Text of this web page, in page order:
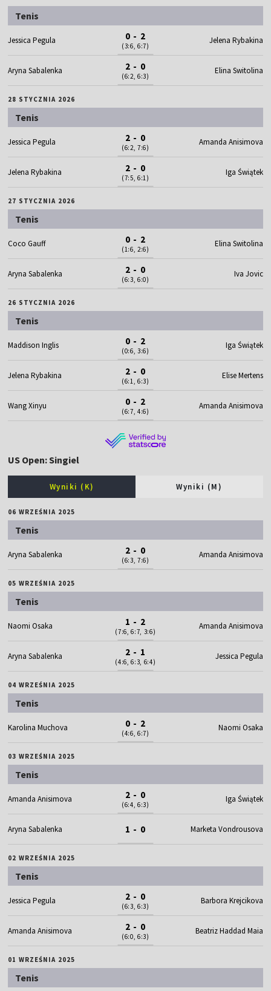
Tenis
Jessica Pegula 0 - 2
(3:6, 6:7)
Jelena Rybakina
Aryna Sabalenka 2 - 0
(6:2, 6:3)
Elina Switolina
28 STYCZNIA 2026
Tenis
Jessica Pegula 2 - 0
(6:2, 7:6)
Amanda Anisimova
Jelena Rybakina 2 - 0
(7:5, 6:1)
Iga Świątek
27 STYCZNIA 2026
Tenis
Coco Gauff 0 - 2
(1:6, 2:6)
Elina Switolina
Aryna Sabalenka 2 - 0
(6:3, 6:0)
Iva Jovic
26 STYCZNIA 2026
Tenis
Maddison Inglis 0 - 2
(0:6, 3:6)
Iga Świątek
Jelena Rybakina 2 - 0
(6:1, 6:3)
Elise Mertens
Wang Xinyu 0 - 2
(6:7, 4:6)
Amanda Anisimova
US Open: Singiel
Wyniki (K) Wyniki (M)
06 WRZEŚNIA 2025
Tenis
Aryna Sabalenka 2 - 0
(6:3, 7:6)
Amanda Anisimova
05 WRZEŚNIA 2025
Tenis
Naomi Osaka 1 - 2
(7:6, 6:7, 3:6)
Amanda Anisimova
Aryna Sabalenka 2 - 1
(4:6, 6:3, 6:4)
Jessica Pegula
04 WRZEŚNIA 2025
Tenis
Karolina Muchova 0 - 2
(4:6, 6:7)
Naomi Osaka
03 WRZEŚNIA 2025
Tenis
Amanda Anisimova 2 - 0
(6:4, 6:3)
Iga Świątek
Aryna Sabalenka 1 - 0 Marketa Vondrousova
02 WRZEŚNIA 2025
Tenis
Jessica Pegula 2 - 0
(6:3, 6:3)
Barbora Krejcikova
Amanda Anisimova 2 - 0
(6:0, 6:3)
Beatriz Haddad Maia
01 WRZEŚNIA 2025
Tenis